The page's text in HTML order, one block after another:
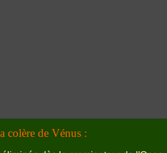
colère de Vénus :